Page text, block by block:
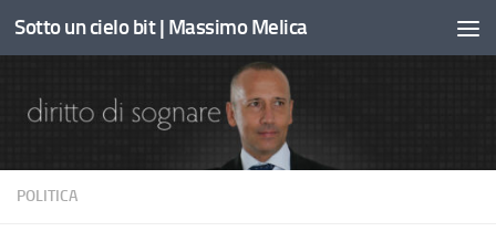
Sotto il contenuto
Sotto un cielo bit | Massimo Melica
POLITICA